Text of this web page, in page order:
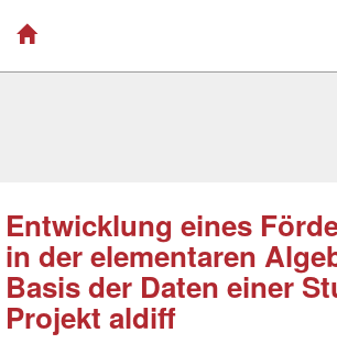
Entwicklung eines
in der elementaren
Basis der Daten einer
Projekt aldiff